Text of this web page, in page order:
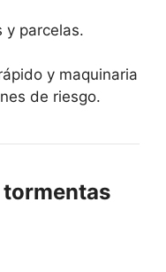
y parcelas.
y maquinaria
de riesgo.